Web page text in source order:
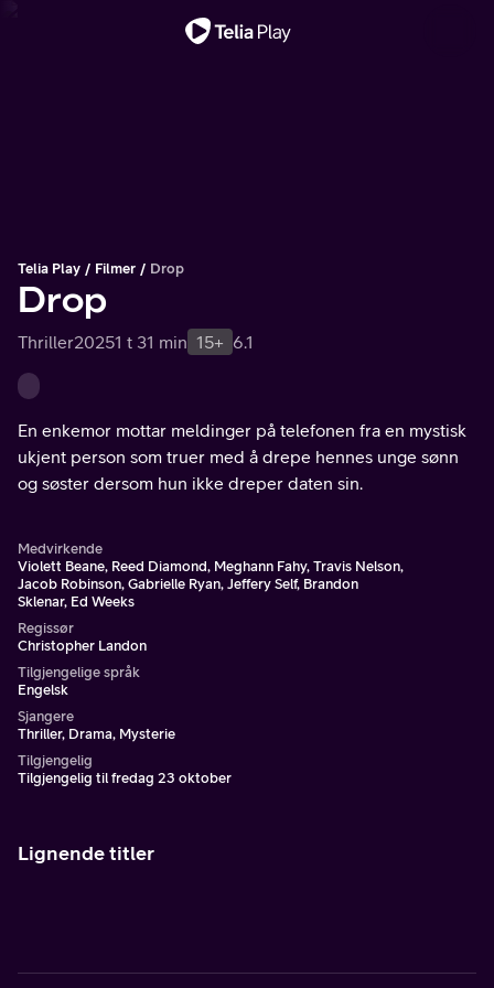
Telia Play Filmer Drop
Drop
Thriller20251 t 31 min 15+ 6.1
En enkemor mottar meldinger på telefonen fra en mystisk
ukjent person som truer med å drepe hennes unge sønn
og søster dersom hun ikke dreper daten sin.
Medvirkende
Violett Beane, Reed Diamond, Meghann Fahy, Travis Nelson,
Jacob Robinson, Gabrielle Ryan, Jeffery Self, Brandon
Sklenar, Ed Weeks
Regissør
Christopher Landon
Tilgjengelige språk
Engelsk
Sjangere
Thriller, Drama, Mysterie
Tilgjengelig
Tilgjengelig til fredag 23 oktober
Lignende titler